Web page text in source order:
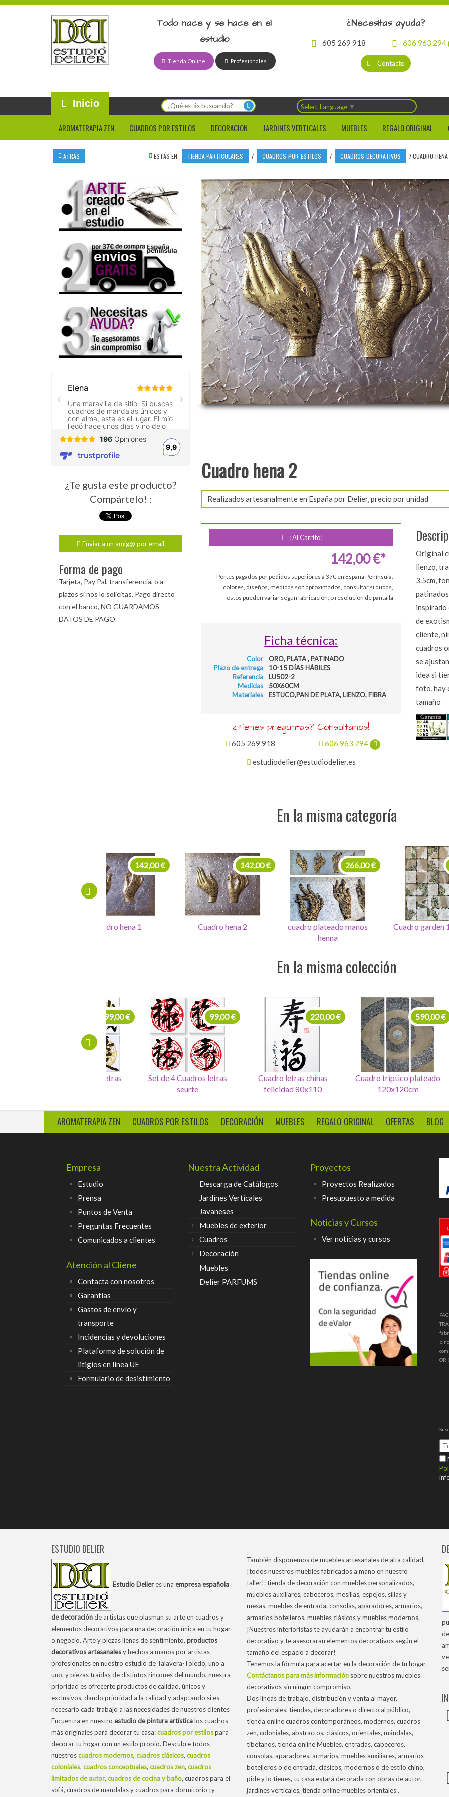
Todo nace y se hace en el
estudio
Tienda Online Profesionales
¿Necesitas ayuda?
605 269 918 606 963 294
Contacto
Inicio Select Language ▼
AROMATERAPIA ZEN CUADROS POR ESTILOS DECORACION JARDINES VERTICALES MUEBLES REGALO ORIGINAL
ATRÁS ESTÁS EN: TIENDA PARTICULARES / CUADROS-POR-ESTILOS / CUADROS-DECORATIVOS /CUADRO-
Cuadro hena 2
Realizados artesanalmente en España por Delier, precio por unidad
¡Al Carrito!
142,00 €*
Portes pagados por pedidos superiores a 37€ en España Península,
colores, diseños, medidas son aproximados, consultar si dudas,
estos pueden variar según fabricación, o resolución de pantalla
Ficha técnica:
Color
ORO, PLATA , PATINADO
Plazo de entrega
10-15 DÍAS HÁBILES
Referencia
LU502-2
Medidas
50X60CM
Materiales
ESTUCO,PAN DE PLATA, LIENZO, FIBRA
¿Tienes preguntas? Consúltanos!
605 269 918 606 963 294
estudiodelier@estudiodelier.es
Original
lienzo,
3.5cm,
inspirado
de
cliente,
cuadros
se
idea si
foto, hay
tamaño
¿Te gusta este producto?
Compártelo! :
Enviar a un amig@ por email
Forma de pago
Tarjeta, Pay Pal, transferencia, o a
plazos si nos lo solicitas. Pago directo
con el banco, NO GUARDAMOS
DATOS DE PAGO
En la misma categoría
Cuadro hena 2
142,00 €
cuadro plateado manos
266,00 €
Cuadro garden 100x75
275,00 €
Plato
En la misma colección
Set de 4 Cuadros letras
99,00 €
Set de 4 Cuadros letras
seurte
99,00 €
Cuadro letras chinas
felicidad 80x110
220,00 €
AROMATERAPIA ZEN CUADROS POR ESTILOS DECORACIÓN MUEBLES REGALO ORIGINAL OFERTAS BLOG
Empresa
Estudio
Prensa
Puntos de Venta
Preguntas Frecuentes
Comunicados a clientes
Atención al Cliene
Contacta con nosotros
Garantías
Gastos de envío y
transporte
Incidencias y devoluciones
Plataforma de solución de
litigios en línea UE
Formulario de desistimiento
Nuestra Actividad
Descarga de Catálogos
Jardines Verticales
Javaneses
Muebles de exterior
Cuadros
Decoración
Muebles
Delier PARFUMS
Proyectos
Proyectos Realizados
Presupuesto a medida
Noticias y Cursos
Ver noticias y cursos
ESTUDIO DELIER
Estudio Delieres una empresa española
de decoraciónde artistas que plasman su arte en cuadros y
elementos decorativos para una decoración única en tu hogar
o negocio. Arte y piezas llenas de sentimiento, productos
decorativos artesanalesy hechos a manos por artistas
profesionales en nuestro estudio de Talavera-Toledo, uno a
uno, y piezas traídas de distintos rincones del mundo, nuestra
prioridad es ofrecerte productos de calidad, únicos y
exclusivos, dando prioridad a la calidad y adaptando si es
necesario cada trabajo a las necesidades de nuestros clientes
Encuentra en nuestro estudio de pintura artísticalos cuadros
más originales para decorar tu casa:cuadros por estilospara
decorar tu hogar con un estilo propio. Descubre todos
nuestroscuadros modernos, cuadros clásicos, cuadros
coloniales, cuadros conceptuales, cuadros zen, cuadros
limitados de autor, cuadros de cocina y baño, cuadros para el
sofá, cuadros de mandalas y cuadros para dormitorio ¡y
También disponemos de muebles artesanales de alta calidad,
¡todos nuestros muebles fabricados a mano en nuestro
taller!: tienda de decoración con muebles personalizados,
muebles auxiliares, cabeceros, mesillas, espejos, sillas y
mesas, muebles de entrada, consolas, aparadores, armarios,
armarios botelleros, muebles clásicos y muebles modernos.
¡Nuestros interioristas te ayudarán a encontrar tu estilo
decorativo y te asesoraran elementos decorativos según el
tamaño del espacio a decorar!
Tenemos la fórmula para acertar en la decoración de tu hogar.
Contáctanos para más información sobre nuestros muebles
decorativos sin ningún compromiso.
Dos líneas de trabajo, distribución y venta al mayor,
profesionales, tiendas, decoradores o directo al público,
tienda online cuadros contemporáneos, modernos, cuadros
zen, coloniales, abstractos, clásicos, orientales, mándalas,
tibetanos, tienda online Muebles, entradas, cabeceros,
consolas, aparadores, armarios, muebles auxiliares, armarios
botelleros o de entrada, clásicos, modernos o de estilo chino,
pide y lo tienes, tu casa estará decorada con obras de autor,
jardines verticales, tienda online muebles orientales .